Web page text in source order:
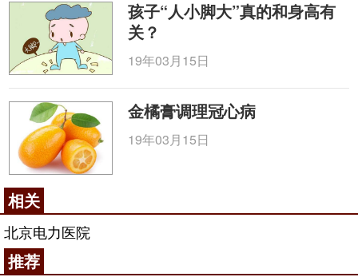
孩子“人小脚大”真的和身高有
关？
19年03月15日
金橘膏调理冠心病
19年03月15日
相关
北京电力医院
推荐